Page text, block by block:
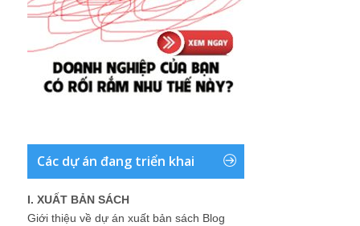
Các dự án đang triển khai
I. XUẤT BẢN SÁCH
Giới thiệu về dự án xuất bản sách Blog